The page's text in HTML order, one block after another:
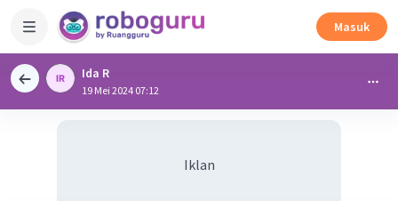
Masuk
Ida R
19 Mei 2024 07:12
Iklan